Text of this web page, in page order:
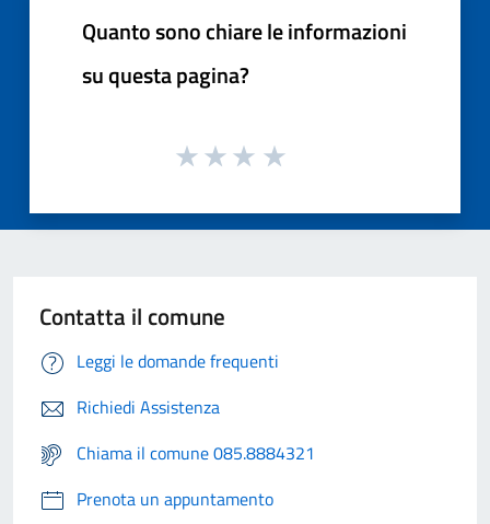
Quanto sono chiare le informazioni
su questa pagina?
Contatta il comune
Leggi le domande frequenti
Richiedi Assistenza
Chiama il comune 085.8884321
Prenota un appuntamento